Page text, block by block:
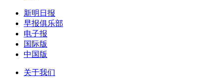
新明日报
早报俱乐部
电子报
国际版
中国版
关于我们